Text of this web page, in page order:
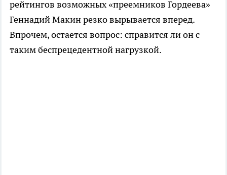
рейтингов возможных «преемников Гордеева»
Геннадий Макин резко вырывается вперед.
Впрочем, остается вопрос: справится ли он с
таким беспрецедентной нагрузкой.